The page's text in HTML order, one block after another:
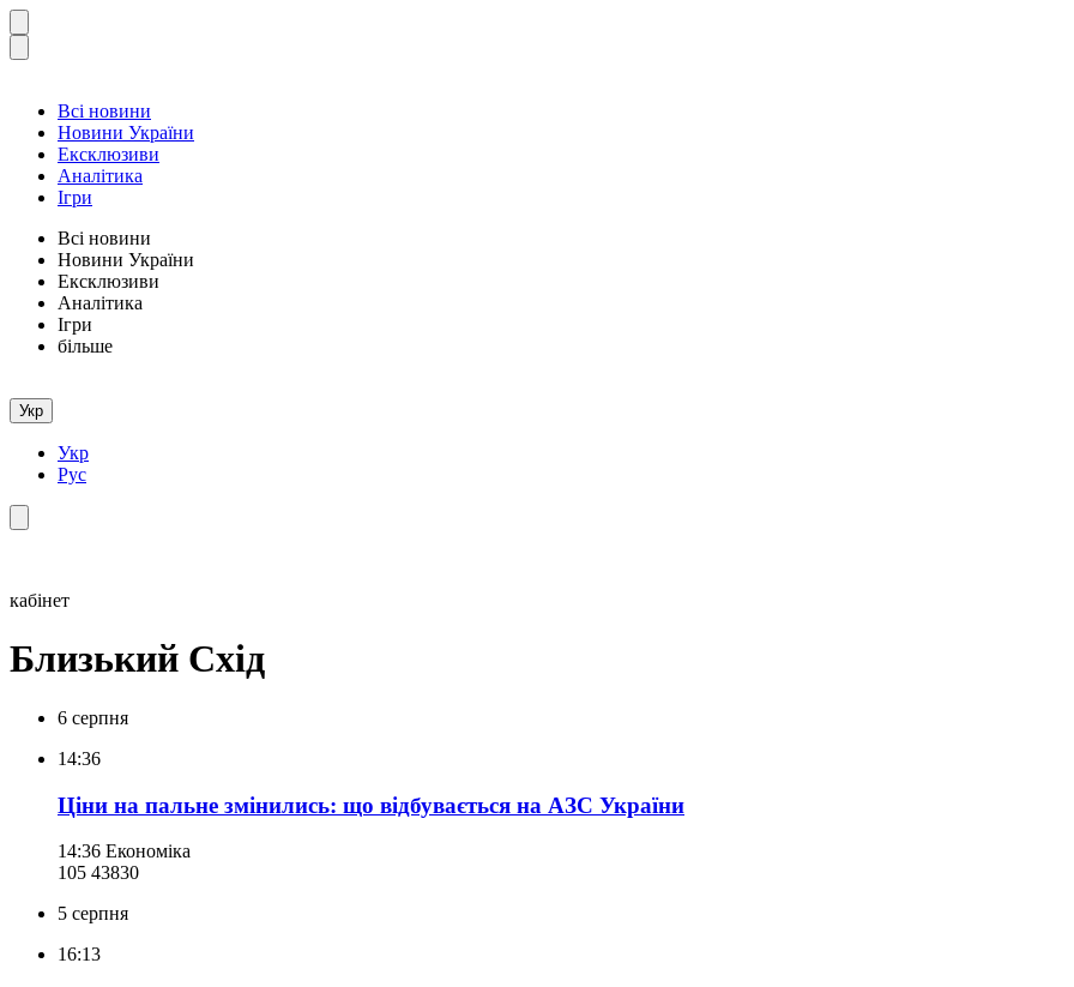
Всі новини
Новини України
Ексклюзиви
Аналітика
Ігри
Всі новини
Новини України
Ексклюзиви
Аналітика
Ігри
більше
Укр
Укр
Рус
кабінет
Близький Схід
6 серпня
14:36
Ціни на пальне змінились: що відбувається на АЗС України
14:36 Економіка
105 43830
5 серпня
16:13